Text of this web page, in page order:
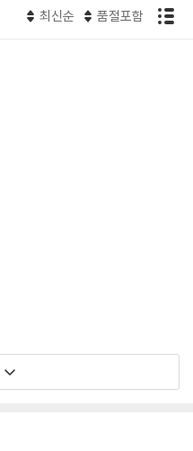
최신순 품절포함